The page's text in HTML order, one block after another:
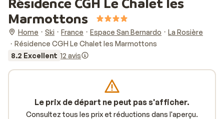
Marmottons
Home Ski France Espace San Bernardo
La Rosière
Résidence CGH Le Chalet les Marmottons
8.2 Excellent 12 avis
Le prix de départ ne peut pas s'afficher.
Consultez tous les prix et réductions dans l'aperçu.